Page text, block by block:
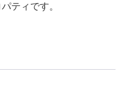
ティです。